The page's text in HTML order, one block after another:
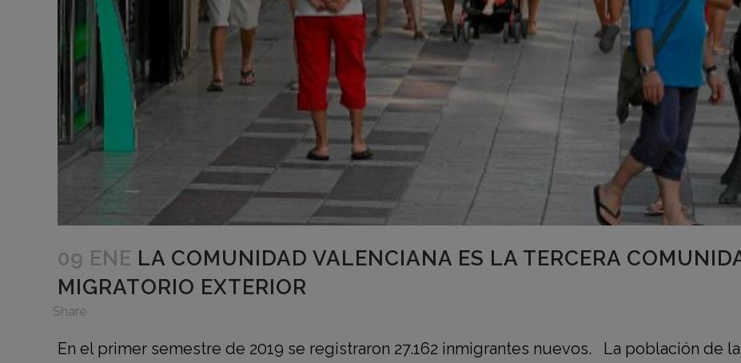
09 ENE LA COMUNIDAD VALENCIANA ES LA TERCERA
MIGRATORIO EXTERIOR
Share
En el primer semestre de 2019 se registraron 27.162 inmigrantes nuevos. La población de